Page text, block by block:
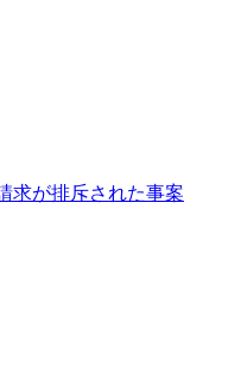
求が排斥された事案